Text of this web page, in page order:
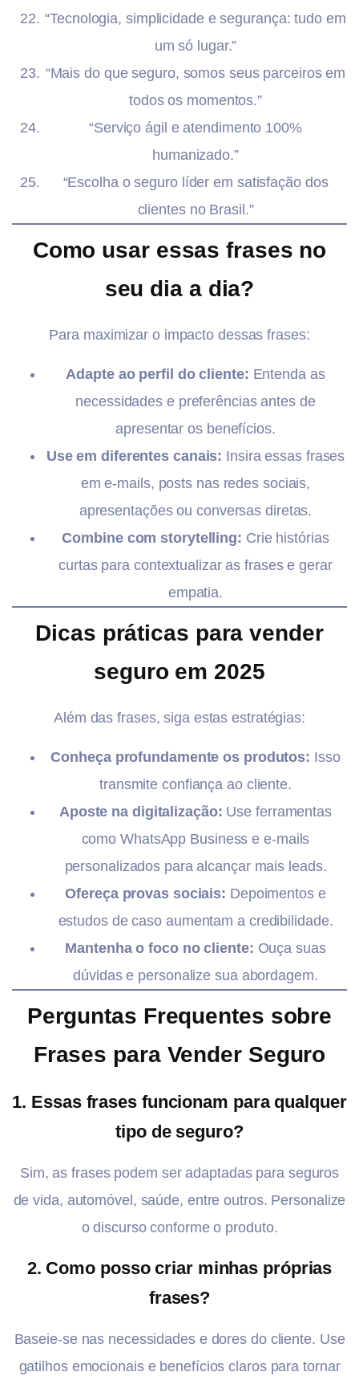
“Tecnologia, simplicidade e segurança: tudo em
um só lugar.”
“Mais do que seguro, somos seus parceiros em
todos os momentos.”
“Serviço ágil e atendimento 100%
humanizado.”
“Escolha o seguro líder em satisfação dos
clientes no Brasil.”
Como usar essas frases no
seu dia a dia?
Para maximizar o impacto dessas frases:
Adapte ao perfil do cliente: Entenda as
necessidades e preferências antes de
apresentar os benefícios.
Use em diferentes canais: Insira essas frases
em e-mails, posts nas redes sociais,
apresentações ou conversas diretas.
Combine com storytelling: Crie histórias
curtas para contextualizar as frases e gerar
empatia.
Dicas práticas para vender
seguro em 2025
Além das frases, siga estas estratégias:
Conheça profundamente os produtos: Isso
transmite confiança ao cliente.
Aposte na digitalização: Use ferramentas
como WhatsApp Business e e-mails
personalizados para alcançar mais leads.
Ofereça provas sociais: Depoimentos e
estudos de caso aumentam a credibilidade.
Mantenha o foco no cliente: Ouça suas
dúvidas e personalize sua abordagem.
Perguntas Frequentes sobre
Frases para Vender Seguro
1. Essas frases funcionam para qualquer
tipo de seguro?
Sim, as frases podem ser adaptadas para seguros
de vida, automóvel, saúde, entre outros. Personalize
o discurso conforme o produto.
2. Como posso criar minhas próprias
frases?
Baseie-se nas necessidades e dores do cliente. Use
gatilhos emocionais e benefícios claros para tornar